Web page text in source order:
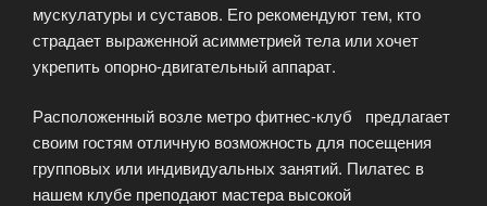
мускулатуры и суставов. Его рекомендуют тем, кто
страдает выраженной асимметрией тела или хочет
укрепить опорно-двигательный аппарат.
Расположенный возле метро фитнес-клуб предлагает
своим гостям отличную возможность для посещения
групповых или индивидуальных занятий. Пилатес в
нашем клубе преподают мастера высокой